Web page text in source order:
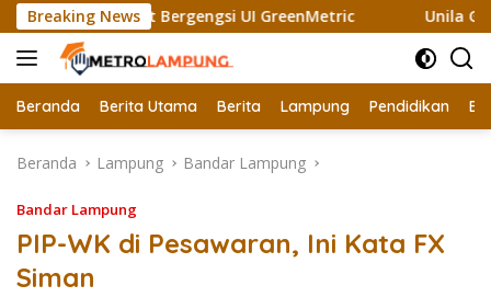
Langsung
ke
konten
Breaking News
Sertifikat Bergengsi UI GreenMetric Unila
Beranda Berita Utama Berita Lampung Pendidikan
Beranda Lampung Bandar Lampung
Bandar Lampung
PIP-WK di Pesawaran, Ini Kata FX
Siman